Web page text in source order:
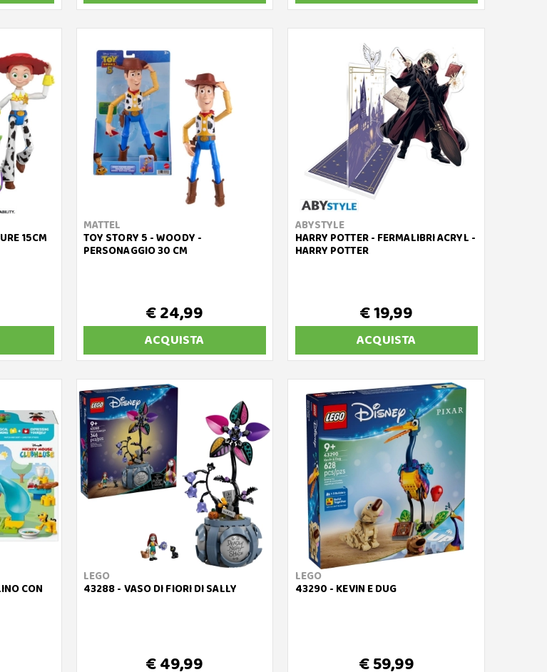
15CM
MATTEL
TOY STORY 5 - WOODY -
PERSONAGGIO 30 CM
€ 24,99
ACQUISTA
ABYSTYLE
HARRY POTTER - FERMALIBRI ACRYL -
HARRY POTTER
€ 19,99
ACQUISTA
CON
LEGO
43288 - VASO DI FIORI DI SALLY
€ 49,99
LEGO
43290 - KEVIN E DUG
€ 59,99